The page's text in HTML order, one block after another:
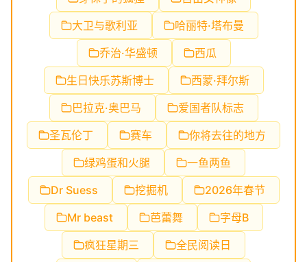
大卫与歌利亚
哈丽特·塔布曼
乔治·华盛顿
西瓜
生日快乐苏斯博士
西蒙·拜尔斯
巴拉克·奥巴马
爱国者队标志
圣瓦伦丁
赛车
你将去往的地方
绿鸡蛋和火腿
一鱼两鱼
Dr Suess
挖掘机
2026年春节
Mr beast
芭蕾舞
字母B
疯狂星期三
全民阅读日